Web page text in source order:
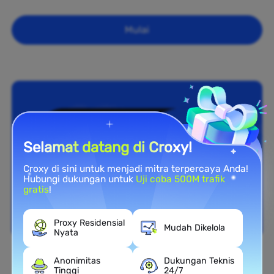
Mulai
Cakupan Nasional
Selamat datang di Croxy!
Croxy di sini untuk menjadi mitra terpercaya Anda!
Hubungi dukungan untuk Uji coba 500M trafik
gratis!
Proxy Residensial
Nyata
Mudah Dikelola
Anonimitas
Tinggi
Dukungan Teknis
24/7